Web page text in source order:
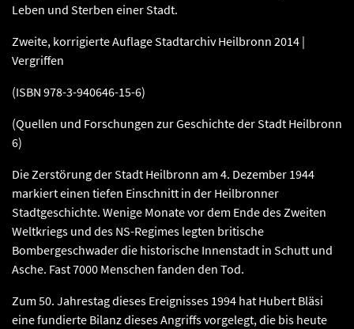
Leben und Sterben einer Stadt.
Zweite, korrigierte Auflage Stadtarchiv Heilbronn 2014 |
Vergriffen
(ISBN 978-3-940646-15-6)
(Quellen und Forschungen zur Geschichte der Stadt Heilbronn
6)
Die Zerstörung der Stadt Heilbronn am 4. Dezember 1944
markiert einen tiefen Einschnitt in der Heilbronner
Stadtgeschichte. Wenige Monate vor dem Ende des Zweiten
Weltkriegs und des NS-Regimes legten britische
Bombergeschwader die historische Innenstadt in Schutt und
Asche. Fast 7000 Menschen fanden den Tod.
Zum 50. Jahrestag dieses Ereignisses 1994 hat Hubert Bläsi
eine fundierte Bilanz dieses Angriffs vorgelegt, die bis heute